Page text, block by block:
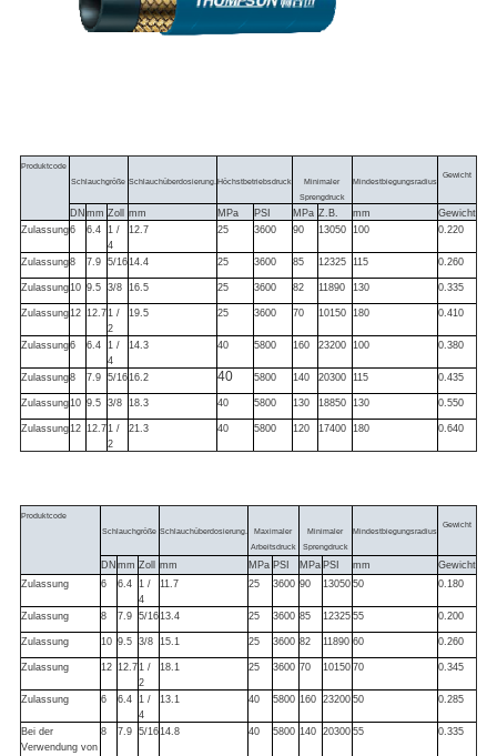
Produktcode
Schlauchgröße Schlauchüberdosierung. Höchstbetriebsdruck
Minimaler
Sprengdruck
Mindestbiegungsradius
Gewicht
DN mm Zoll mm MPa PSI MPa Z.B. mm
Gewicht
Zulassung6 6.4
1 /
4
12.7 25 3600 90 13050 100 0.220
Zulassung8 7.9 5/1614.4 25 3600 85 12325 115 0.260
Zulassung10 9.5 3/8 16.5 25 3600 82 11890 130 0.335
Zulassung12 12.71 /
2
19.5 25 3600 70 10150 180 0.410
Zulassung6 6.4
1 /
4
14.3 40 5800 160 23200 100 0.380
Zulassung8 7.9 5/1616.2 40 5800 140 20300 115 0.435
Zulassung10 9.5 3/8 18.3 40 5800 130 18850 130 0.550
Zulassung12 12.71 /
2
21.3 40 5800 120 17400 180 0.640
Produktcode
Schlauchgröße Schlauchüberdosierung.
Maximaler
Arbeitsdruck
Minimaler
Sprengdruck
Mindestbiegungsradius
Gewicht
DN mm Zoll mm MPa PSI MPa PSI mm
Gewicht
Zulassung
6 6.4
1 /
4
11.7 25 3600 90 13050 50 0.180
Zulassung 8 7.9 5/1613.4 25 3600 85 12325 55 0.200
Zulassung 10 9.5 3/8 15.1 25 3600 82 11890 60 0.260
Zulassung 12 12.71 /
2
18.1 25 3600 70 10150 70 0.345
Zulassung 6 6.4
1 /
4
13.1 40 5800 160 23200 50 0.285
Bei der
Verwendung von
8 7.9 5/1614.8 40 5800 140 20300 55 0.335